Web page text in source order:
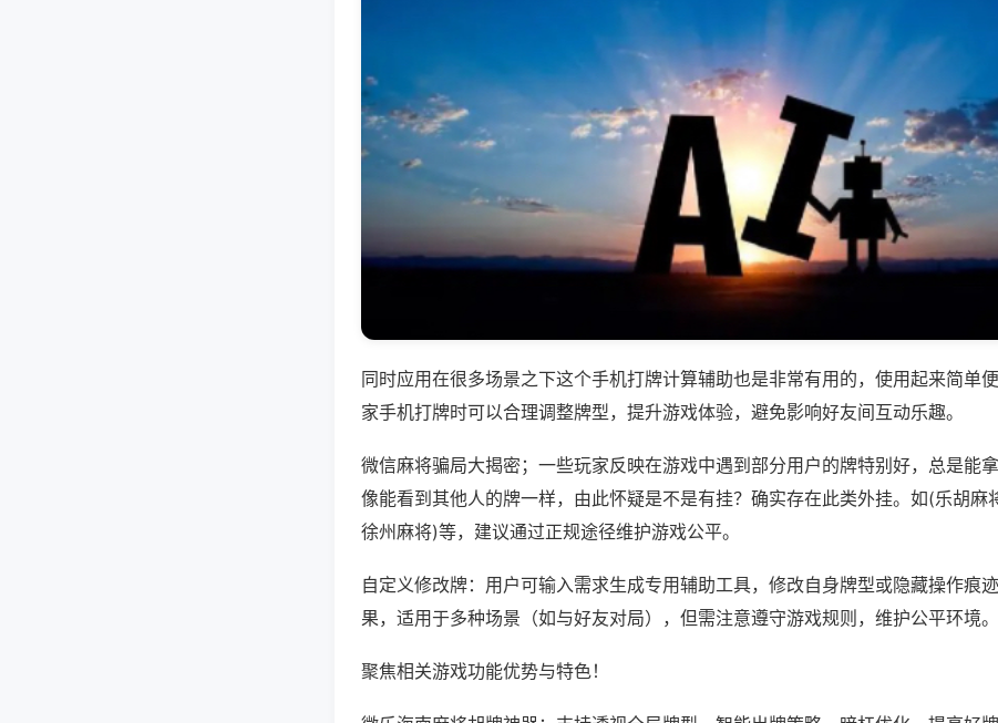
同时应用在很多场景之下这个手机打牌计算辅助也是非常有用的，使用起来简单
家手机打牌时可以合理调整牌型，提升游戏体验，避免影响好友间互动乐趣。
微信麻将骗局大揭密；一些玩家反映在游戏中遇到部分用户的牌特别好，总是能
像能看到其他人的牌一样，由此怀疑是不是有挂？确实存在此类外挂。如(乐胡麻
徐州麻将)等，建议通过正规途径维护游戏公平。
自定义修改牌：用户可输入需求生成专用辅助工具，修改自身牌型或隐藏操作痕
果，适用于多种场景（如与好友对局），但需注意遵守游戏规则，维护公平环境。
聚焦相关游戏功能优势与特色！